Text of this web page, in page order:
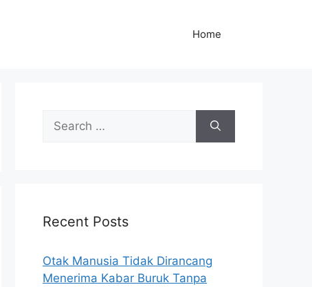
Home
f
r
:
Recent Posts
Otak Manusia Tidak Dirancang
Menerima Kabar Buruk Tanpa